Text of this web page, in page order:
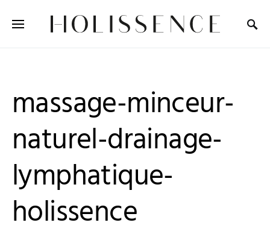
massage-minceur-
naturel-drainage-
lymphatique-
holissence